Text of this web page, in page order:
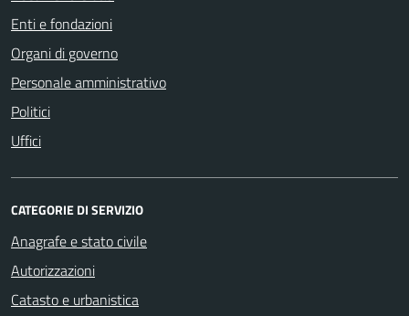
Enti e fondazioni
Organi di governo
Personale amministrativo
Politici
Uffici
CATEGORIE DI SERVIZIO
Anagrafe e stato civile
Autorizzazioni
Catasto e urbanistica